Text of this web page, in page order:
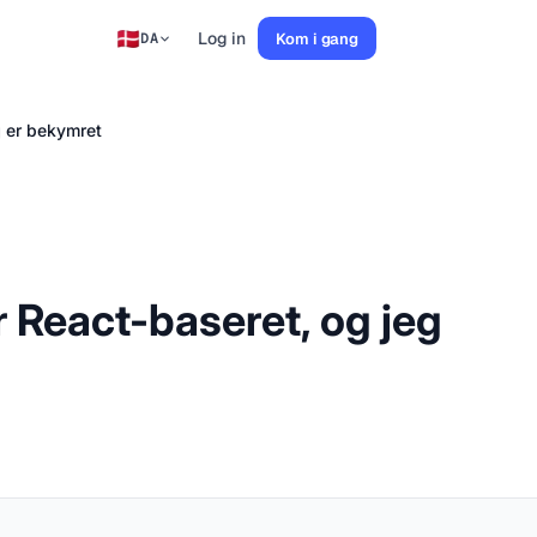
DA Log in Kom i gang
er bekymret
baseret, og jeg